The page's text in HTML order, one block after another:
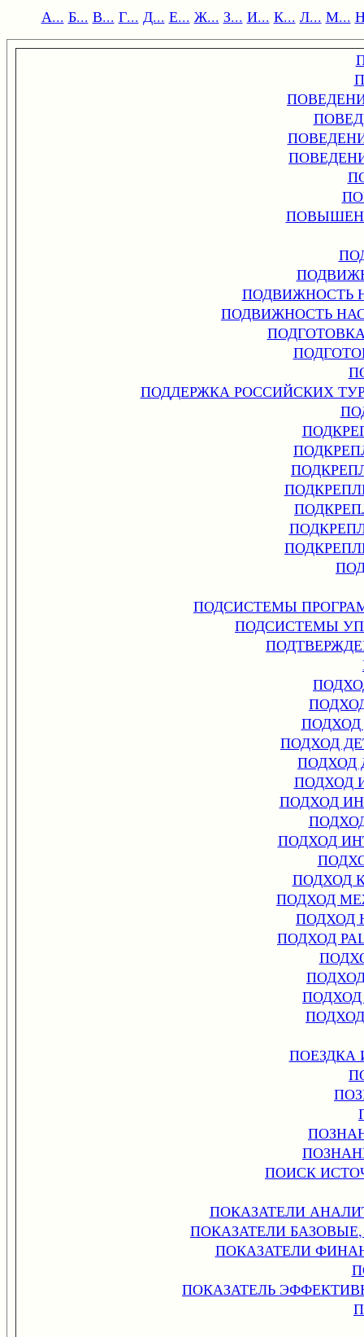
А... Б... В... Г... Д... Е... Ж... З... И... К... Л... М...
ПОДВИЖНОСТЬ
ПОДВИЖНОСТЬ
ПОДДЕРЖКА РОССИЙСКИХ
ПОДСИСТЕМЫ
ПОДСИСТЕМЫ
ПОДХОД
ПОДХОД
ПОДХОД
ПОДХОД
ПОДХОД
ПОДХОД
ПОДХОД
ПОДХОД
ПОДХОД
ПОИСК
ПОКАЗАТЕЛИ
ПОКАЗАТЕЛИ
ПОКАЗАТЕЛИ
ПОКАЗАТЕЛЬ